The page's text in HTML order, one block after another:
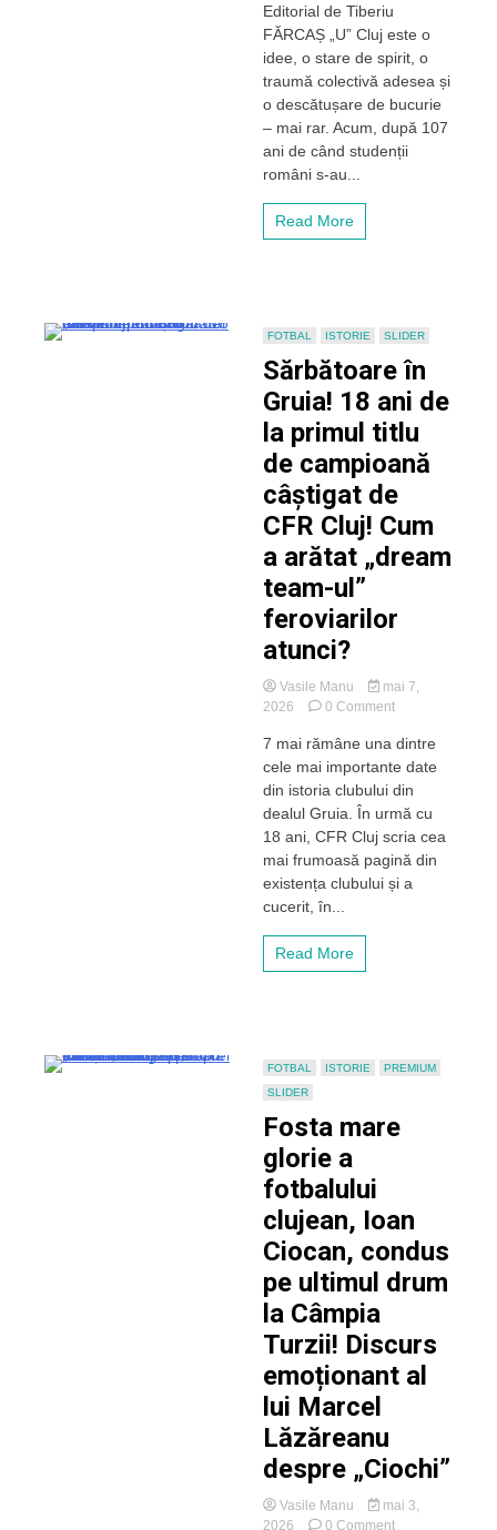
cu
istoria
Editorial de Tiberiu
FĂRCAȘ „U” Cluj este o
idee, o stare de spirit, o
traumă colectivă adesea și
o descătușare de bucurie
– mai rar. Acum, după 107
ani de când studenții
români s-au...
Read More
FOTBAL ISTORIE SLIDER
Sărbătoare în
Gruia! 18 ani de
la primul titlu
de campioană
câștigat de
CFR Cluj! Cum
a arătat „dream
team-ul”
feroviarilor
atunci?
Vasile Manu
mai 7,
2026
0 Commenton
în
Gruia!
18
ani
la
primul
titlu
arătat
ul”
7 mai rămâne una dintre
cele mai importante date
din istoria clubului din
dealul Gruia. În urmă cu
18 ani, CFR Cluj scria cea
mai frumoasă pagină din
existența clubului și a
cucerit, în...
Read More
FOTBAL ISTORIE
PREMIUM
SLIDER
Fosta mare
glorie a
fotbalului
clujean, Ioan
Ciocan, condus
pe ultimul drum
la Câmpia
Turzii! Discurs
emoționant al
lui Marcel
Lăzăreanu
despre „Ciochi”
Vasile Manu
mai 3,
2026
0 Commenton